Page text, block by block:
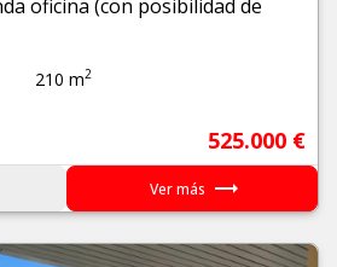
oficina (con posibilidad de
210 m2
525.000 €
Ver más trending_flat
Next